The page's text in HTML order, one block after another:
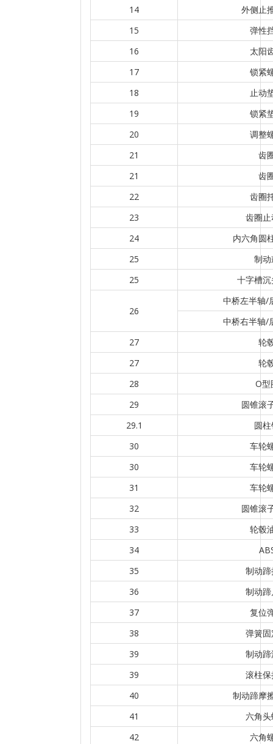
14
外侧止
15
弹性
16
太阳
17
锁紧
18
止动
19
锁紧
20
调整
21
齿
21
齿
22
齿圈
23
齿圈
24
内六角圆
25
制
25
十字槽
26
中桥左半轴/
中桥右半轴/
27
轮
27
轮
28
O型
29
圆锥滚
29.1
圆
30
车轮
30
车轮
31
车轮
32
圆锥滚
33
轮毂
34
35
制动
36
制动
37
复位
38
弹簧
39
制动
39
滚柱
40
制动蹄摩
41
六角
42
六角